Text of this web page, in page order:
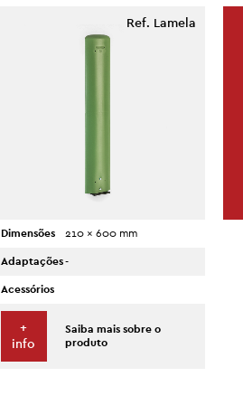
Ref. Lamela
Dimensões 210 x 600 mm
Adaptações-
Acessórios
+
info
Saiba mais sobre o
produto